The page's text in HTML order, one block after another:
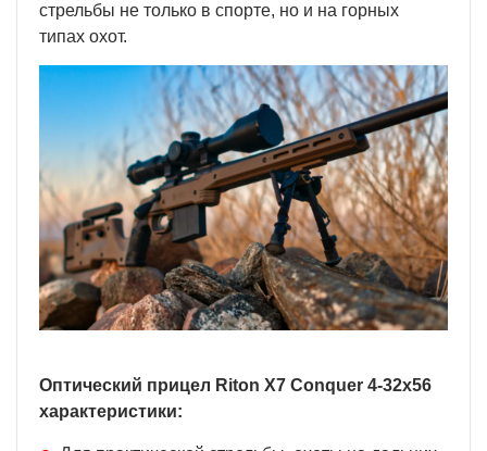
стрельбы не только в спорте, но и на горных
типах охот.
Оптический прицел Riton X7 Conquer 4-32x56
характеристики: